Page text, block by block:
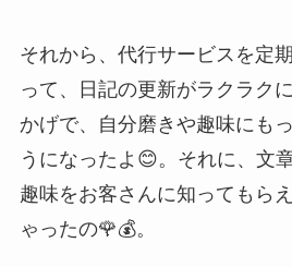
それから、代行サービスを定
って、日記の更新がラクラク
かげで、自分磨きや趣味にも
うになったよ😊。それに、文
趣味をお客さんに知ってもら
ゃったの🌹💰。